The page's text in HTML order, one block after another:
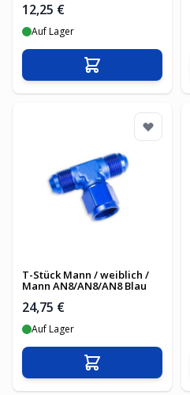
12,25 €
Auf Lager
In den Warenkorb
T-Stück Mann / weiblich /
Mann AN8/AN8/AN8 Blau
24,75 €
Auf Lager
In den Warenkorb